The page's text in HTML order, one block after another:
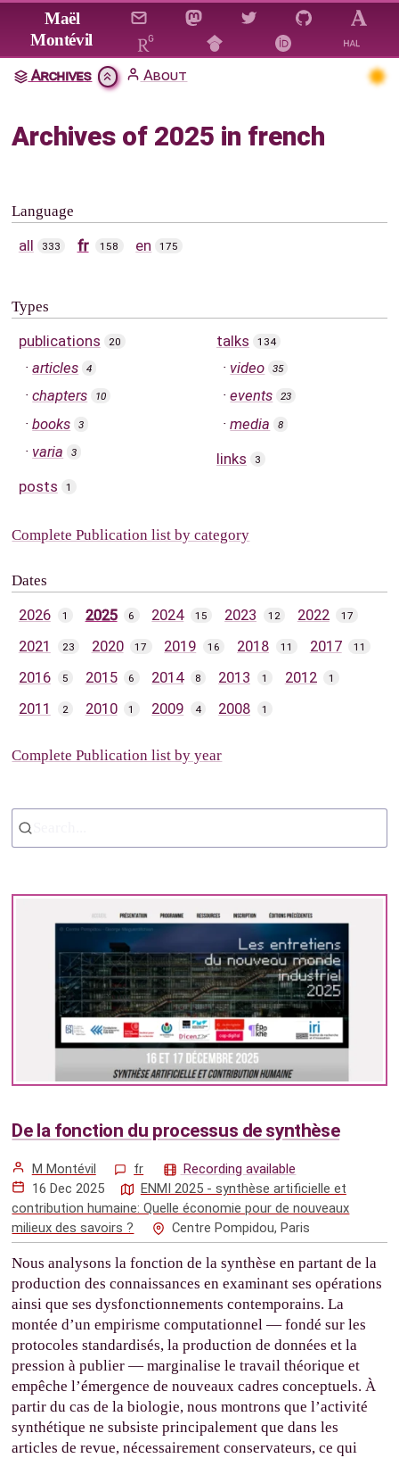
Jump to main content
Maël
Montévil
Archives About
Archives of 2025 in french
Language
all 333 fr 158 en 175
Types
publications 20
articles 4
chapters 10
books 3
varia 3
posts 1
talks 134
video 35
events 23
media 8
links 3
Complete Publication list by category
Dates
2026 1 2025 6 2024 15 2023 12 2022 17
2021 23 2020 17 2019 16 2018 11 2017 11
2016 5 2015 6 2014 8 2013 1 2012 1
2011 2 2010 1 2009 4 2008 1
Complete Publication list by year
De la fonction du processus de synthèse
M Montévil fr
Recording available
16 Dec 2025
ENMI 2025 - synthèse artificielle et
contribution humaine: Quelle économie pour de nouveaux
milieux des savoirs ?
Centre Pompidou, Paris
Nous analysons la fonction de la synthèse en partant de la
production des connaissances en examinant ses opérations
ainsi que ses dysfonctionnements contemporains. La
montée d’un empirisme computationnel — fondé sur les
protocoles standardisés, la production de données et la
pression à publier — marginalise le travail théorique et
empêche l’émergence de nouveaux cadres conceptuels. À
partir du cas de la biologie, nous montrons que l’activité
synthétique ne subsiste principalement que dans les
articles de revue, nécessairement conservateurs, ce qui